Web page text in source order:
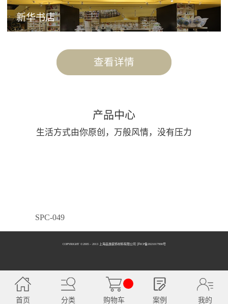
新华书店
查看详情
产品中心
生活方式由你原创，万般风情，没有压力
SPC-049
SPC-050
COPYRIGHT ©2005 - 2013 上海品逸装饰材料有限公司 泸ICP备2021017990号
首页 分类 购物车 案例 我的